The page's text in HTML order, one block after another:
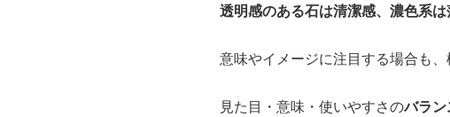
透明感のある石は清潔感、濃色系
意味やイメージに注目する場合も
見た目・意味・使いやすさのバラ